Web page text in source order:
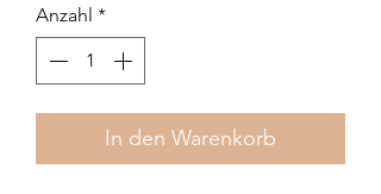
Anzahl *
In den Warenkorb